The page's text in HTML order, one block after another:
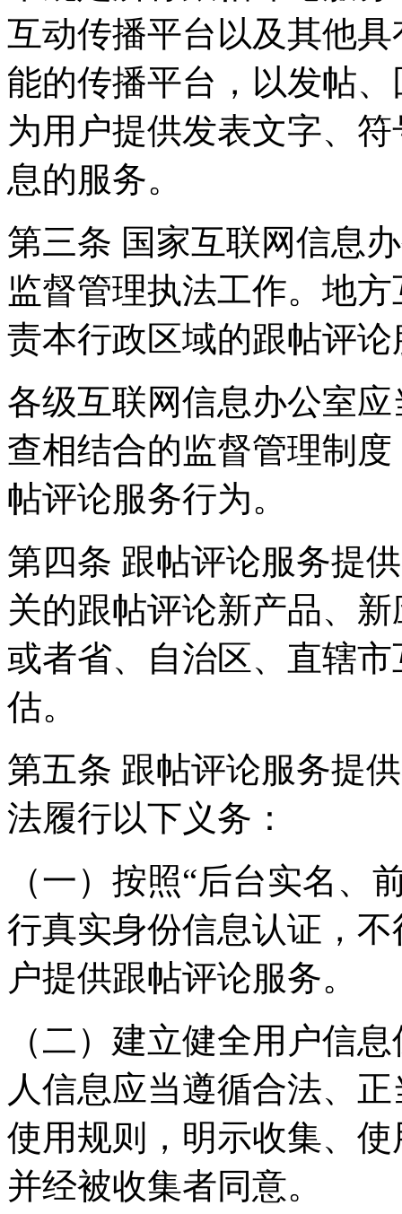
互动传播平台以及其他
能的传播平台，以发帖
为用户提供发表文字、
息的服务。
第三条 国家互联网信息
监督管理执法工作。地
责本行政区域的跟帖评
各级互联网信息办公室
查相结合的监督管理制
帖评论服务行为。
第四条 跟帖评论服务提
关的跟帖评论新产品、
或者省、自治区、直辖
估。
第五条 跟帖评论服务提
法履行以下义务：
（一）按照“后台实名、
行真实身份信息认证，
户提供跟帖评论服务。
（二）建立健全用户信
人信息应当遵循合法、
使用规则，明示收集、
并经被收集者同意。